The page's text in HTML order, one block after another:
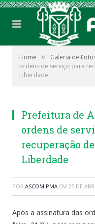
Home » Galeria de
ordens de serviço para
Liberdade
Prefeitura de
ordens de
recuperação
Liberdade
POR ASCOM PMA EM 25 DE
Após a assinatura das